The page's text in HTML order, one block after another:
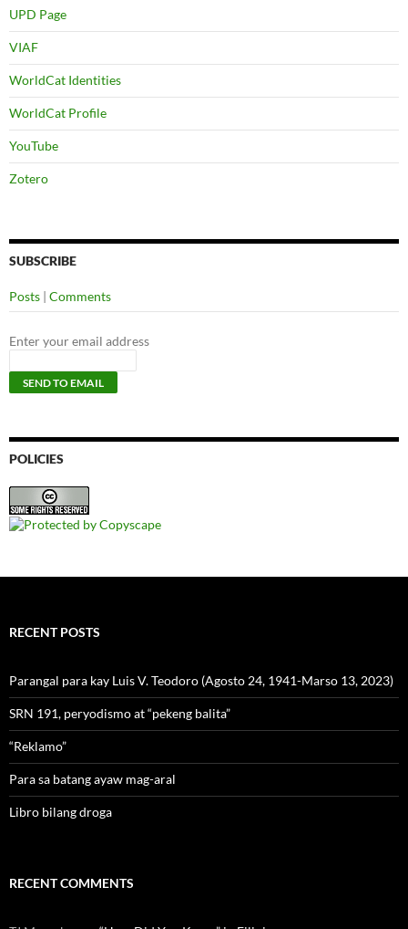
UPD Page
VIAF
WorldCat Identities
WorldCat Profile
YouTube
Zotero
SUBSCRIBE
Posts | Comments
Enter your email address
POLICIES
RECENT POSTS
Parangal para kay Luis V. Teodoro (Agosto 24, 1941-Marso 13, 2023)
SRN 191, peryodismo at “pekeng balita”
“Reklamo”
Para sa batang ayaw mag-aral
Libro bilang droga
RECENT COMMENTS